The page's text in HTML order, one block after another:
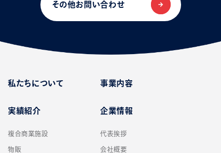
その他お問い合わせ
私たちについて
実績紹介
複合商業施設
物販
事業内容
企業情報
代表挨拶
会社概要